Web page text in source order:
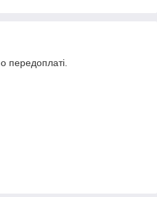
передоплаті.